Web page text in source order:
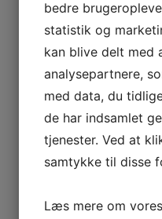
aktuelle pris er: 150,00
42%
Se produkt
Tim og
bedre
statistik og
kan blive delt med
analysepartnere,
med data, du
de har indsamlet
tjenester. Ved at
samtykke til disse
Læs mere om